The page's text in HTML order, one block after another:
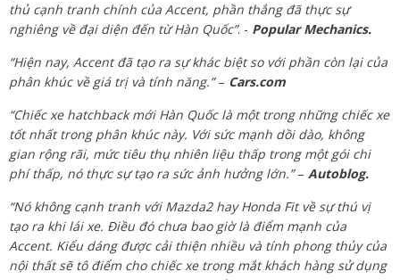
thủ cạnh tranh chính của Accent, phần thắng đã thực sự
nghiêng về đại diện đến từ Hàn Quốc”. - Popular Mechanics.
“Hiện nay, Accent đã tạo ra sự khác biệt so với phần còn lại của
phân khúc về giá trị và tính năng.”– Cars.com
“Chiếc xe hatchback mới Hàn Quốc là một trong những chiếc xe
tốt nhất trong phân khúc này. Với sức mạnh dồi dào, không
gian rộng rãi, mức tiêu thụ nhiên liệu thấp trong một gói chi
phí thấp, nó thực sự tạo ra sức ảnh hưởng lớn.”– Autoblog.
“Nó không cạnh tranh với Mazda2 hay Honda Fit về sự thú vị
tạo ra khi lái xe. Điều đó chưa bao giờ là điểm mạnh của
Accent. Kiểu dáng được cải thiện nhiều và tính phong thủy của
nội thất sẽ tô điểm cho chiếc xe trong mắt khách hàng sử dụng